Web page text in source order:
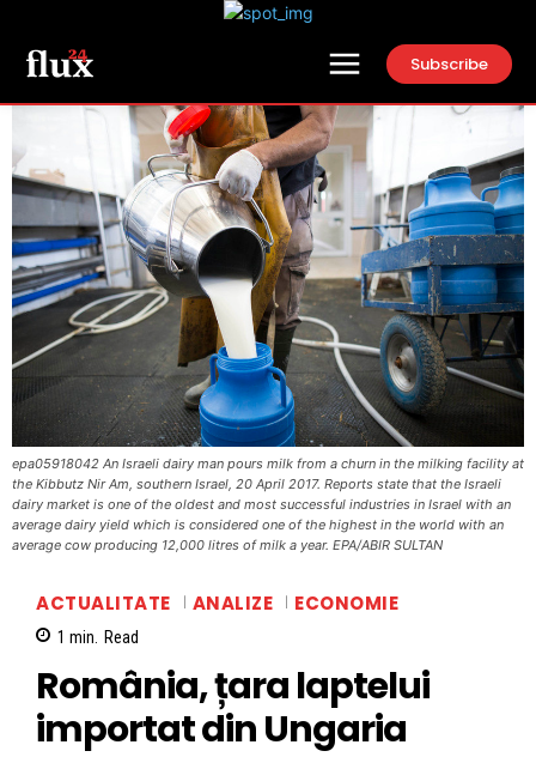
Subscribe
epa05918042 An Israeli dairy man pours milk from a churn in the milking facility at
the Kibbutz Nir Am, southern Israel, 20 April 2017. Reports state that the Israeli
dairy market is one of the oldest and most successful industries in Israel with an
average dairy yield which is considered one of the highest in the world with an
average cow producing 12,000 litres of milk a year. EPA/ABIR SULTAN
ACTUALITATE ANALIZE ECONOMIE
1 min. Read
România, țara laptelui
importat din Ungaria